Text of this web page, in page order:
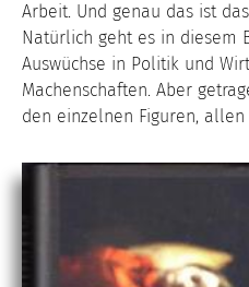
Arbeit. Und genau das ist
Natürlich geht es in diesem
Auswüchse in Politik und
Machenschaften. Aber
den einzelnen Figuren,